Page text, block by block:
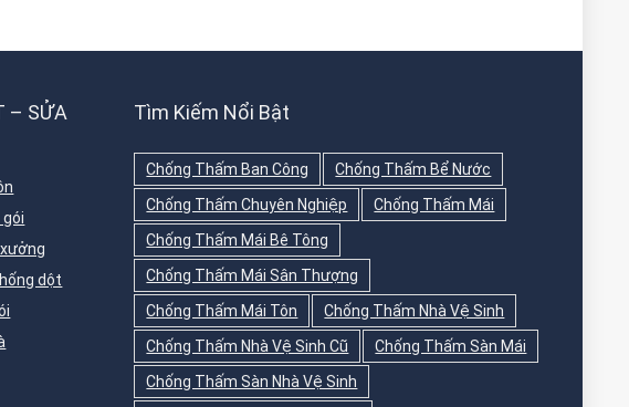
– SỬA
dột
Tìm Kiếm Nổi Bật
Chống Thấm Ban Công
Chống Thấm Bể Nước
Chống Thấm Chuyên Nghiệp
Chống Thấm Mái
Chống Thấm Mái Bê Tông
Chống Thấm Mái Sân Thượng
Chống Thấm Mái Tôn
Chống Thấm Nhà Vệ Sinh
Chống Thấm Nhà Vệ Sinh Cũ
Chống Thấm Sàn Mái
Chống Thấm Sàn Nhà Vệ Sinh